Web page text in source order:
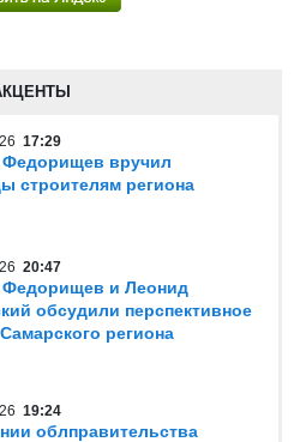
17:29
Федорищев вручил
строителям региона
20:47
Федорищев и Леонид
обсудили перспективное
региона
19:24
облправительства